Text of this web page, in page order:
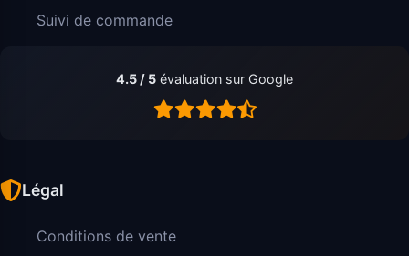
Suivi de commande
4.5 / 5 évaluation sur Google
Légal
Conditions de vente